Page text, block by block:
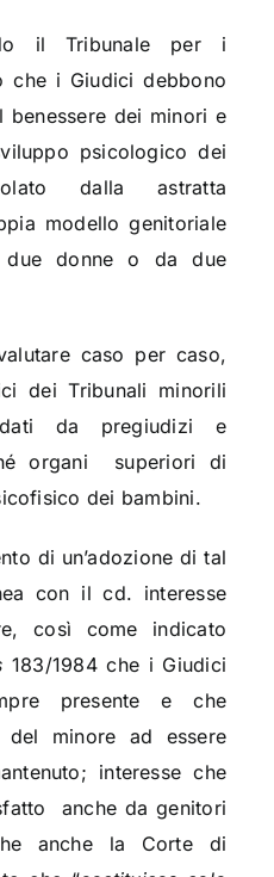
il Tribunale per i
che i Giudici debbono
benessere dei minori e
psicologico dei
dalla astratta
modello genitoriale
due donne o da due
caso per caso,
dei Tribunali minorili
da pregiudizi e
organi
superiori di
dei bambini.
di un’adozione di tal
con il cd. interesse
così come indicato
183/1984 che i Giudici
presente e che
del minore ad essere
interesse che
anche da genitori
anche la Corte di